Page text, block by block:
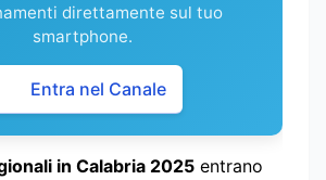
direttamente sul tuo
smartphone.
Entra nel Canale
in Calabria 2025 entrano